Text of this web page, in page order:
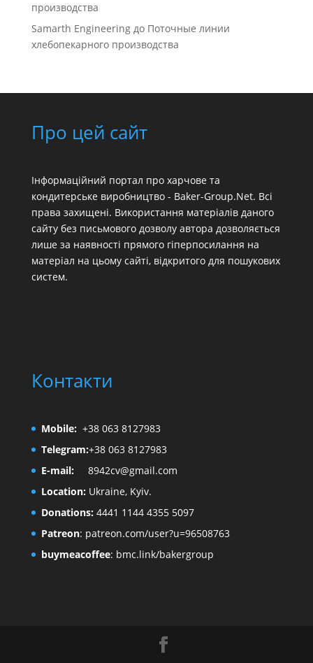
производства
Samarth Engineeringдо Поточные линии
хлебопекарного производства
Про цей сайт
Інформаційний портал про харчове та
кондитерське виробництво - Baker-Group.Net. Всі
права захищені. Використання матеріалів даного
сайту без письмового дозволу автора дозволяється
лише за наявності прямого гіперпосилання на
матеріал на цьому сайті, відкритого для пошукових
систем.
Контакти
Mobile: +38 063 8127983
Telegram:+38 063 8127983
E-mail:
8942cv@gmail.com
Location:Ukraine, Kyiv.
Donations:4441 1144 4355 5097
Patreon: patreon.com/user?u=96508763
buymeacoffee: bmc.link/bakergroup